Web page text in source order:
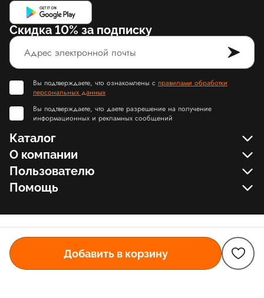
Добавить в корзину
Скидка 10% за подписку
Вы подтверждаете, что ознакомлены с правилами обработки
персональных данных
Вы подтверждаете, что даете разрешение на получение
информационных и рекламных сообщений
Каталог
О компании
Пользователю
Помощь
© Slamdunk.Shop, 2017-2026
Карта сайта Slamdunk